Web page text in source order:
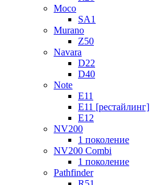
Moco
SA1
Murano
Z50
Navara
D22
D40
Note
E11
E11 [рестайлинг]
E12
NV200
1 поколение
NV200 Combi
1 поколение
Pathfinder